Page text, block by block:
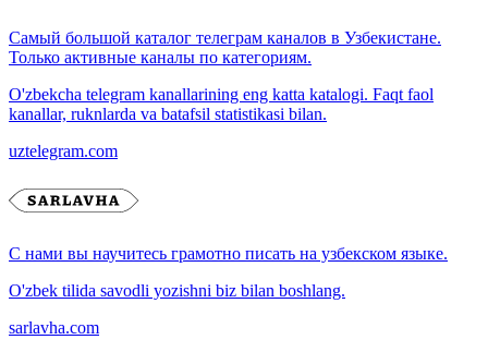
Самый большой каталог телеграм каналов в Узбекистане.
Только активные каналы по категориям.
O'zbekcha telegram kanallarining eng katta katalogi. Faqt faol
kanallar, ruknlarda va batafsil statistikasi bilan.
uztelegram.com
С нами вы научитесь грамотно писать на узбекском языке.
O'zbek tilida savodli yozishni biz bilan boshlang.
sarlavha.com